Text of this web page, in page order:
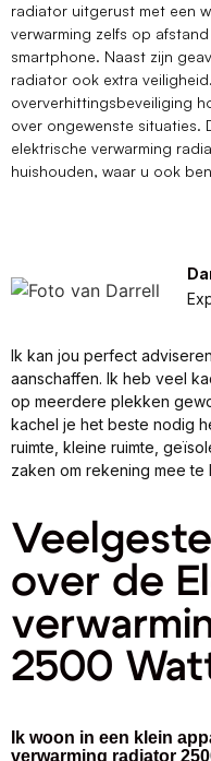
radiator uitgerust met een
verwarming zelfs op
smartphone. Naast zijn
radiator ook extra
oververhittingsbeveiliging
over ongewenste situaties.
elektrische verwarming
huishouden, waar u ook
Ik kan jou perfect
aanschaffen. Ik heb veel
op meerdere plekken
kachel je het beste nodig
ruimte, kleine ruimte,
zaken om rekening mee te
over de
2500
Ik woon in een klein
verwarming radiator